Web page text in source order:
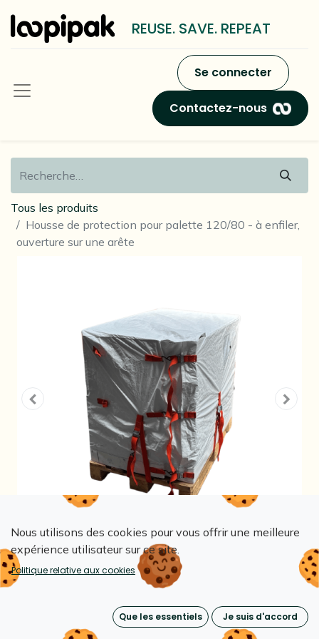
REUSE. SAVE. REPEAT
Se connecter
Contactez-nous
Tous les produits
Housse de protection pour palette 120/80 - à enfiler,
ouverture sur une arête
Housse de protection pour
palette 120/80 - à enfiler,
ouverture sur une arête
Nous utilisons des cookies pour vous offrir une meilleure
expérience utilisateur sur ce site.
Politique relative aux cookies
Que les essentiels Je suis d'accord